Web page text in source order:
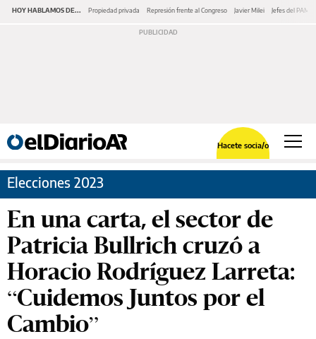
HOY HABLAMOS DE... Propiedad privada Represión frente al Congreso Javier Milei Jefes del PAMI
Hacete socia/o
Elecciones 2023
En una carta, el sector de
Patricia Bullrich cruzó a
Horacio Rodríguez Larreta:
“Cuidemos Juntos por el
Cambio”